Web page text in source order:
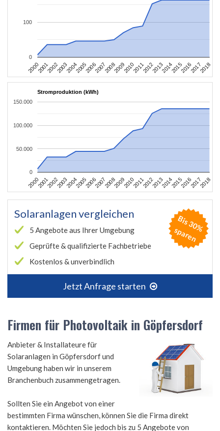
2000200120022003200420052006200720082009201020112012201320142015201620172018
0
100
Stromproduktion (kWh)
2000200120022003200420052006200720082009201020112012201320142015201620172018
0
50.000
100.000
150.000
Solaranlagen vergleichen
5 Angebote aus Ihrer Umgebung
Geprüfte & qualifizierte Fachbetriebe
Kostenlos & unverbindlich
Jetzt Anfrage starten
B
is
3
0
%
s
p
a
r
e
n
Firmen für Photovoltaik in Göpfersdorf
Anbieter & Installateure für
Solaranlagen in Göpfersdorf und
Umgebung haben wir in unserem
Branchenbuch zusammengetragen.
Sollten Sie ein Angebot von einer
bestimmten Firma wünschen, können Sie die Firma direkt
kontaktieren. Möchten Sie jedoch bis zu 5 Angebote von